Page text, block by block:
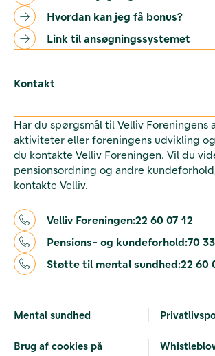
Hvordan kan jeg få bonus?
Link til ansøgningssystemet
Kontakt
Har du spørgsmål til Velliv Foreningens
aktiviteter eller foreningens udvikling
du kontakte Velliv Foreningen. Vil du
pensionsordning og andre
kontakte Velliv.
Velliv Foreningen:22 60 07 12
Pensions- og kundeforhold:70
Støtte til mental sundhed:22 60
Mental sundhed
Brug af cookies på